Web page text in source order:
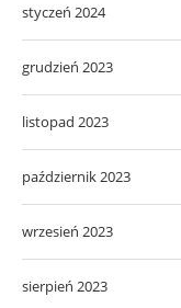
styczeń 2024
grudzień 2023
listopad 2023
październik 2023
wrzesień 2023
sierpień 2023